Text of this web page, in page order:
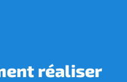
réaliser